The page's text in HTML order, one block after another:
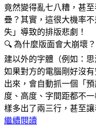
竟然變得亂七八糟，甚
疊？其實，這很大機率
失」導致的排版悲劇！
🔍 為什麼版面會大崩壞
建以外的字體（例如：
如果對方的電腦剛好沒
出來，會自動抓一個「
度、高度、字間距都不
樣多出了兩三行，甚至讓
繼續閱讀